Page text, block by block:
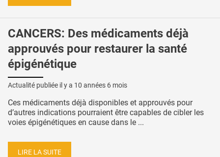
CANCERS: Des médicaments déjà
approuvés pour restaurer la santé
épigénétique
Actualité publiée il y a 10 années 6 mois
Ces médicaments déjà disponibles et approuvés pour
d’autres indications pourraient être capables de cibler les
voies épigénétiques en cause dans le ...
LIRE LA SUITE